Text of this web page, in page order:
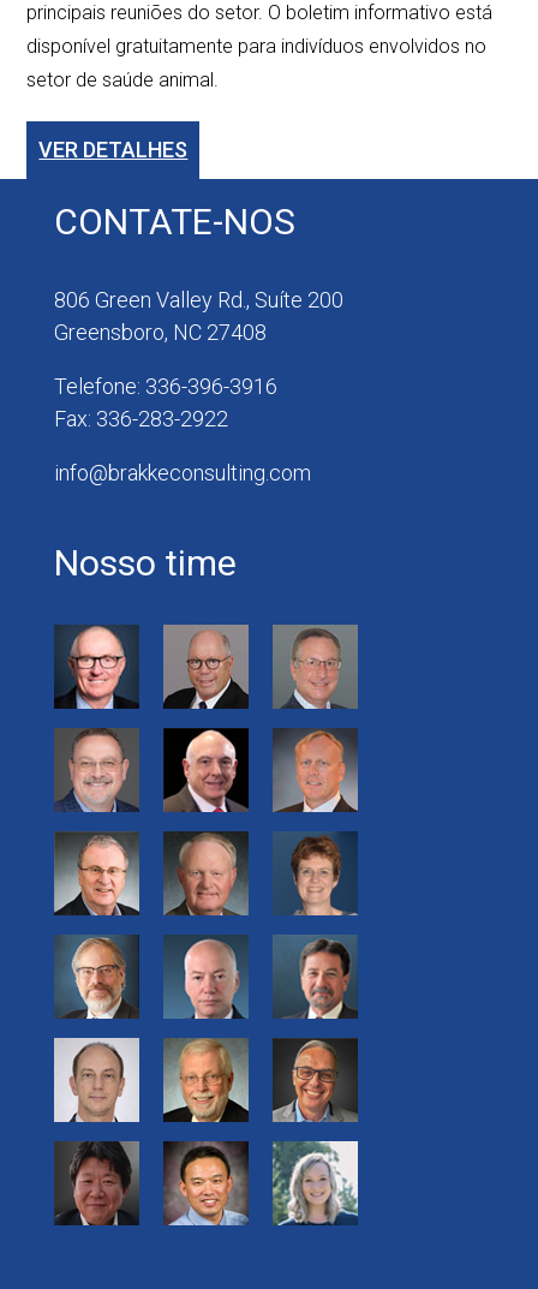
principais reuniões do setor. O boletim informativo está
disponível gratuitamente para indivíduos envolvidos no
setor de saúde animal.
VER DETALHES
CONTATE-NOS
806 Green Valley Rd., Suíte 200
Greensboro, NC 27408
Telefone: 336-396-3916
Fax: 336-283-2922
info@brakkeconsulting.com
Nosso time